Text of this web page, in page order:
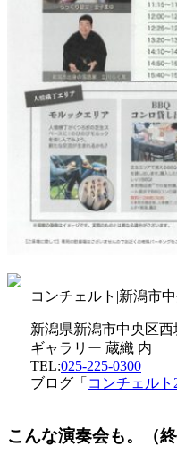
コンチェルト|新潟市
新潟県新潟市中央区
ギャラリー 蔵織 内
TEL:025-225-0300
ブログ「 コンチェルト
こんな演奏会も。（